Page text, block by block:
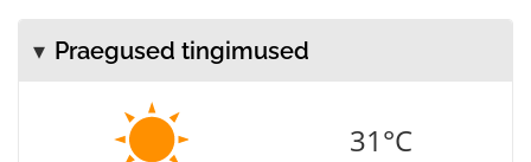
Praegused tingimused
31°C